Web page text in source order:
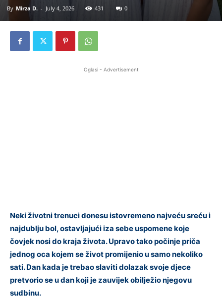
By Mirza D. - July 4, 2026 431 0
Oglasi - Advertisement
Neki životni trenuci donesu istovremeno najveću sreću i
najdublju bol, ostavljajući iza sebe uspomene koje
čovjek nosi do kraja života. Upravo tako počinje priča
jednog oca kojem se život promijenio u samo nekoliko
sati. Dan kada je trebao slaviti dolazak svoje djece
pretvorio se u dan koji je zauvijek obilježio njegovu
sudbinu.